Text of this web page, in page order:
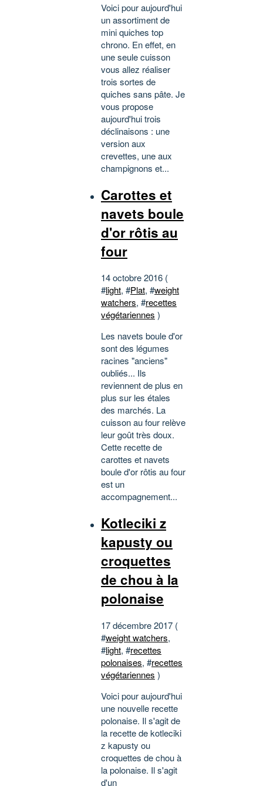
Voici pour aujourd'hui
un assortiment de
mini quiches top
chrono. En effet, en
une seule cuisson
vous allez réaliser
trois sortes de
quiches sans pâte. Je
vous propose
aujourd'hui trois
déclinaisons : une
version aux
crevettes, une aux
champignons et...
Carottes et
navets boule
d'or rôtis au
four
14 octobre 2016 (
#light, #Plat, #weight
watchers, #recettes
végétariennes )
Les navets boule d'or
sont des légumes
racines "anciens"
oubliés... Ils
reviennent de plus en
plus sur les étales
des marchés. La
cuisson au four relève
leur goût très doux.
Cette recette de
carottes et navets
boule d'or rôtis au four
est un
accompagnement...
Kotleciki z
kapusty ou
croquettes
de chou à la
polonaise
17 décembre 2017 (
#weight watchers,
#light, #recettes
polonaises, #recettes
végétariennes )
Voici pour aujourd'hui
une nouvelle recette
polonaise. Il s'agit de
la recette de kotleciki
z kapusty ou
croquettes de chou à
la polonaise. Il s'agit
d'un